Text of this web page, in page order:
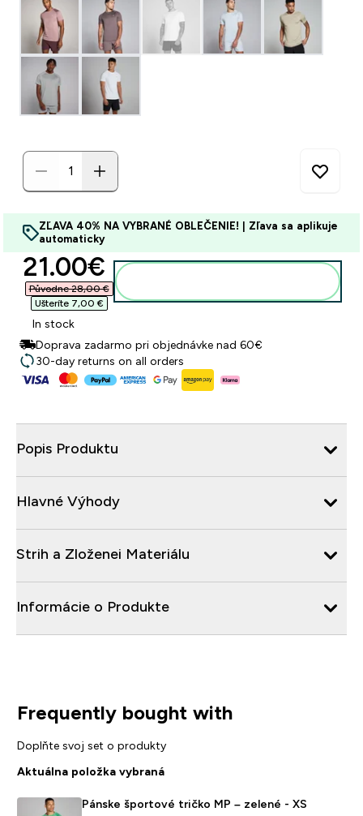
ZĽAVA 40% NA VYBRANÉ OBLEČENIE! | Zľava sa aplikuje
automaticky
discounted price
21.00€‎
Původne 28,00 €‎
Ušteríte 7,00 €‎
In stock
Doprava zadarmo pri objednávke nad 60€
30-day returns on all orders
Popis Produktu
Hlavné Výhody
Strih a Zloženei Materiálu
Informácie o Produkte
Frequently bought with
Doplňte svoj set o produkty
Aktuálna položka vybraná
Pánske športové tričko MP – zelené - XS